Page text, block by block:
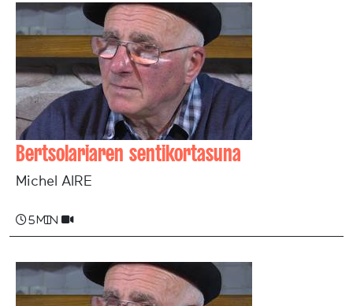
Bertsolariaren sentikortasuna
Michel AIRE
5 min